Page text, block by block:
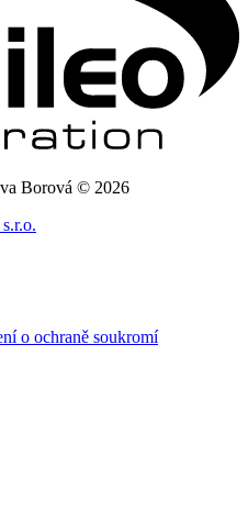
Borová © 2026
o ochraně soukromí